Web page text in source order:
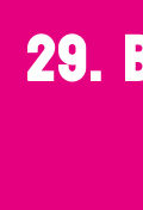
29.
29.
Ik
gebruik
reizen en